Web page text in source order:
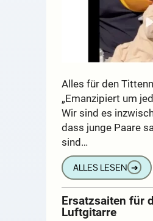
Alles für den
„Emanzipiert um
Wir sind es
dass junge Paare
sind…
ALLES LESEN ➔
Ersatzsaiten für
Luftgitarre